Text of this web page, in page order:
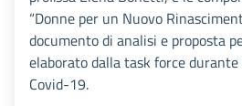
“Donne per un Nuovo
documento di analisi e proposta
elaborato dalla task force durante
Covid-19.